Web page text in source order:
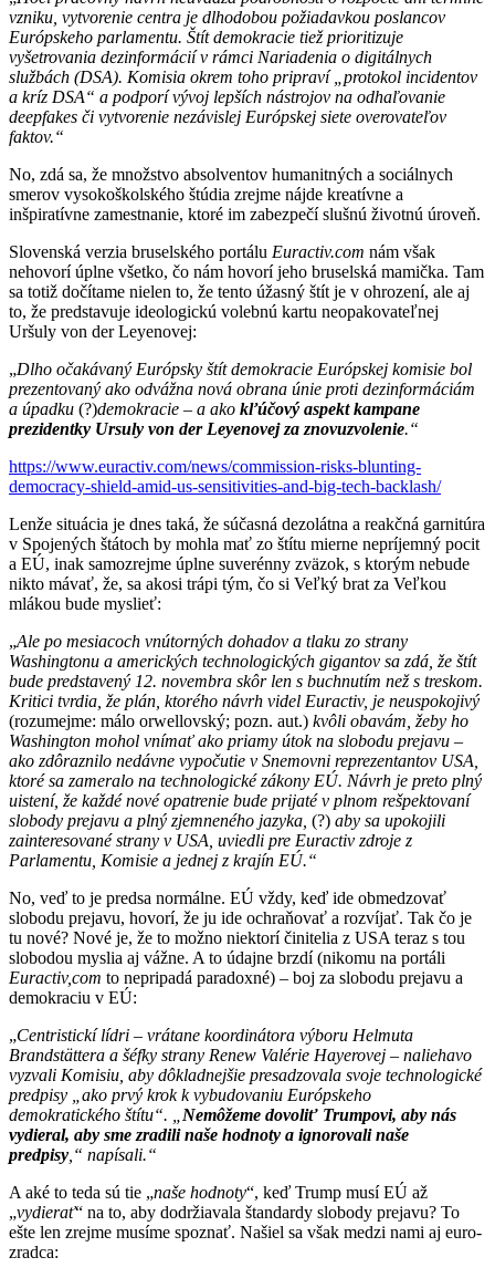
vzniku, vytvorenie centra je dlhodobou požiadavkou poslancov
Európskeho parlamentu. Štít demokracie tiež prioritizuje
vyšetrovania dezinformácií v rámci Nariadenia o digitálnych
službách (DSA). Komisia okrem toho pripraví „protokol incidentov
a kríz DSA“ a podporí vývoj lepších nástrojov na odhaľovanie
deepfakes či vytvorenie nezávislej Európskej siete overovateľov
faktov.“
No, zdá sa, že množstvo absolventov humanitných a sociálnych
smerov vysokoškolského štúdia zrejme nájde kreatívne a
inšpiratívne zamestnanie, ktoré im zabezpečí slušnú životnú úroveň.
Slovenská verzia bruselského portálu Euractiv.com nám však
nehovorí úplne všetko, čo nám hovorí jeho bruselská mamička. Tam
sa totiž dočítame nielen to, že tento úžasný štít je v ohrození, ale aj
to, že predstavuje ideologickú volebnú kartu neopakovateľnej
Uršuly von der Leyenovej:
„Dlho očakávaný Európsky štít demokracie Európskej komisie bol
prezentovaný ako odvážna nová obrana únie proti dezinformáciám
a úpadku (?)demokracie – a ako kľúčový aspekt kampane
prezidentky Ursuly von der Leyenovej za znovuzvolenie.“
https://www.euractiv.com/news/commission-risks-blunting-
democracy-shield-amid-us-sensitivities-and-big-tech-backlash/
Lenže situácia je dnes taká, že súčasná dezolátna a reakčná garnitúra
v Spojených štátoch by mohla mať zo štítu mierne nepríjemný pocit
a EÚ, inak samozrejme úplne suverénny zväzok, s ktorým nebude
nikto mávať, že, sa akosi trápi tým, čo si Veľký brat za Veľkou
mlákou bude myslieť:
„Ale po mesiacoch vnútorných dohadov a tlaku zo strany
Washingtonu a amerických technologických gigantov sa zdá, že štít
bude predstavený 12. novembra skôr len s buchnutím než s treskom.
Kritici tvrdia, že plán, ktorého návrh videl Euractiv, je neuspokojivý
(rozumejme: málo orwellovský; pozn. aut.) kvôli obavám, žeby ho
Washington mohol vnímať ako priamy útok na slobodu prejavu –
ako zdôraznilo nedávne vypočutie v Snemovni reprezentantov USA,
ktoré sa zameralo na technologické zákony EÚ. Návrh je preto plný
uistení, že každé nové opatrenie bude prijaté v plnom rešpektovaní
slobody prejavu a plný zjemneného jazyka, (?) aby sa upokojili
zainteresované strany v USA, uviedli pre Euractiv zdroje z
Parlamentu, Komisie a jednej z krajín EÚ.“
No, veď to je predsa normálne. EÚ vždy, keď ide obmedzovať
slobodu prejavu, hovorí, že ju ide ochraňovať a rozvíjať. Tak čo je
tu nové? Nové je, že to možno niektorí činitelia z USA teraz s tou
slobodou myslia aj vážne. A to údajne brzdí (nikomu na portáli
Euractiv,com to nepripadá paradoxné) – boj za slobodu prejavu a
demokraciu v EÚ:
„Centristickí lídri – vrátane koordinátora výboru Helmuta
Brandstättera a šéfky strany Renew Valérie Hayerovej – naliehavo
vyzvali Komisiu, aby dôkladnejšie presadzovala svoje technologické
predpisy „ako prvý krok k vybudovaniu Európskeho
demokratického štítu“. „ Nemôžeme dovoliť Trumpovi, aby nás
vydieral, aby sme zradili naše hodnoty a ignorovali naše
predpisy ,“ napísali.“
A aké to teda sú tie „naše hodnoty“, keď Trump musí EÚ až
„vydierať“ na to, aby dodržiavala štandardy slobody prejavu? To
ešte len zrejme musíme spoznať. Našiel sa však medzi nami aj euro-
zradca: